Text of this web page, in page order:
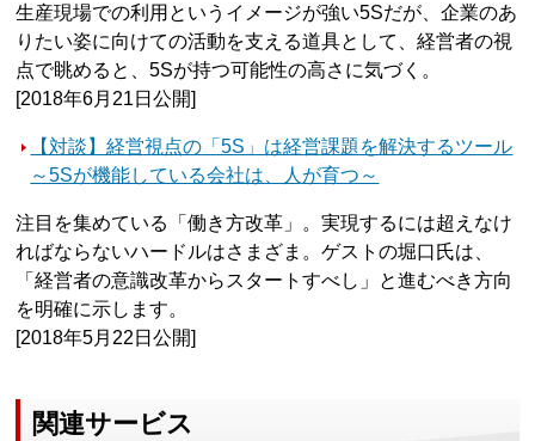
生産現場での利用というイメージが強い5Sだが、企業のあ
りたい姿に向けての活動を支える道具として、経営者の視
点で眺めると、5Sが持つ可能性の高さに気づく。
[2018年6月21日公開]
【対談】経営視点の「5S」は経営課題を解決するツール
～5Sが機能している会社は、人が育つ～
注目を集めている「働き方改革」。実現するには超えなけ
ればならないハードルはさまざま。ゲストの堀口氏は、
「経営者の意識改革からスタートすべし」と進むべき方向
を明確に示します。
[2018年5月22日公開]
関連サービス